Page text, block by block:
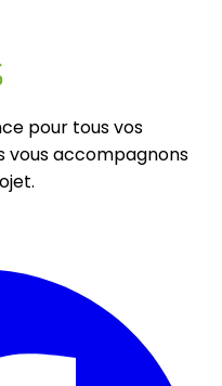
pour tous vos
vous accompagnons